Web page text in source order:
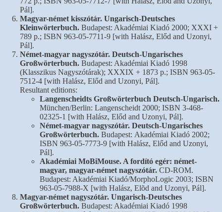
Pál].
Magyar-német kisszótár. Ungarisch-Deutsches
Kleinwörterbuch. Budapest: Akadémiai Kiadó 2000; XXXI +
789 p.; ISBN 963-05-7711-9 [with Halász, Előd and Uzonyi,
Pál].
Német-magyar nagyszótár. Deutsch-Ungarisches
Großwörterbuch. Budapest: Akadémiai Kiadó 1998
(Klasszikus Nagyszótárak); XXXIX + 1873 p.; ISBN 963-05-
7512-4 [with Halász, Előd and Uzonyi, Pál].
Resultant editions:
Langenscheidts Großwörterbuch Deutsch-Ungarisch.
München/Berlin: Langenscheidt 2000; ISBN 3-468-
02325-1 [with Halász, Előd and Uzonyi, Pál].
Német-magyar nagyszótár. Deutsch-Ungarisches
Großwörterbuch. Budapest: Akadémiai Kiadó 2002;
ISBN 963-05-7773-9 [with Halász, Előd and Uzonyi,
Pál].
Akadémiai MoBiMouse. A fordító egér: német-
magyar, magyar-német nagyszótár. CD-ROM.
Budapest: Akadémiai Kiadó/MorphoLogic 2003; ISBN
963-05-7988-X [with Halász, Elõd and Uzonyi, Pál].
Magyar-német nagyszótár. Ungarisch-Deutsches
Großwörterbuch. Budapest: Akadémiai Kiadó 1998